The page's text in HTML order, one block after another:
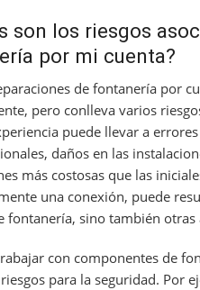
son los riesgos
por mi cuenta?
de fontanería por
pero conlleva varios
puede llevar a
daños en las
más costosas que las
una conexión, puede
fontanería, sino también otras
con componentes de
para la seguridad. Por